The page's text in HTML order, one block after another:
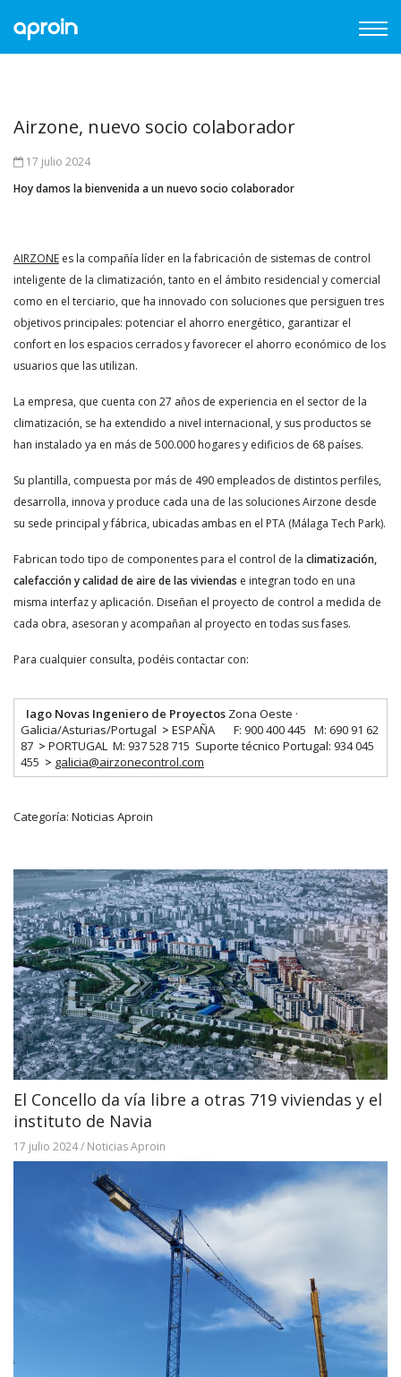
Airzone, nuevo socio colaborador
17 julio 2024
Hoy damos la bienvenida a un nuevo socio colaborador
AIRZONE es la compañía líder en la fabricación de sistemas de control
inteligente de la climatización, tanto en el ámbito residencial y comercial
como en el terciario, que ha innovado con soluciones que persiguen tres
objetivos principales: potenciar el ahorro energético, garantizar el
confort en los espacios cerrados y favorecer el ahorro económico de los
usuarios que las utilizan.
La empresa, que cuenta con 27 años de experiencia en el sector de la
climatización, se ha extendido a nivel internacional, y sus productos se
han instalado ya en más de 500.000 hogares y edificios de 68 países.
Su plantilla, compuesta por más de 490 empleados de distintos perfiles,
desarrolla, innova y produce cada una de las soluciones Airzone desde
su sede principal y fábrica, ubicadas ambas en el PTA (Málaga Tech Park).
Fabrican todo tipo de componentes para el control de la climatización,
calefacción y calidad de aire de las viviendas e integran todo en una
misma interfaz y aplicación. Diseñan el proyecto de control a medida de
cada obra, asesoran y acompañan al proyecto en todas sus fases.
Para cualquier consulta, podéis contactar con:
Iago Novas Ingeniero de Proyectos Zona Oeste ·
Galicia/Asturias/Portugal > ESPAÑA F: 900 400 445 M: 690 91 62
87 > PORTUGAL M: 937 528 715 Suporte técnico Portugal: 934 045
455 > galicia@airzonecontrol.com
Categoría: Noticias Aproin
El Concello da vía libre a otras 719 viviendas y el
instituto de Navia
17 julio 2024/ Noticias Aproin